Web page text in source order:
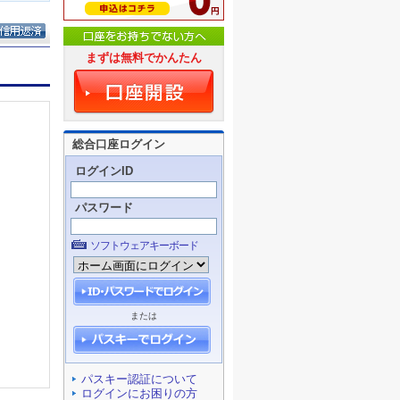
まずは無料でかんたん
総合口座ログイン
ログインID
パスワード
ソフトウェアキーボード
または
パスキー認証について
ログインにお困りの方